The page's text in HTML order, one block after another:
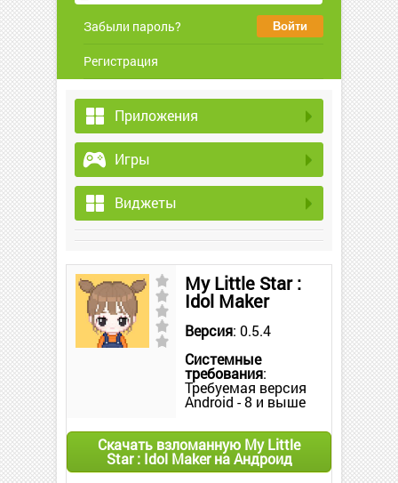
Забыли пароль?
Регистрация
Приложения
Игры
Виджеты
My Little Star :
Idol Maker
Версия: 0.5.4
Системные
требования:
Требуемая версия
Android - 8 и выше
Скачать взломанную My Little
Star : Idol Maker на Андроид